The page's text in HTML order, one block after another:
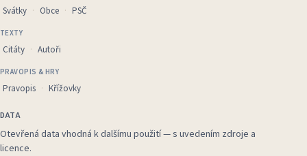
Svátky Obce PSČ
TEXTY
Citáty Autoři
PRAVOPIS & HRY
Pravopis Křížovky
DATA
Otevřená data vhodná k dalšímu použití — s uvedením zdroje a
licence.